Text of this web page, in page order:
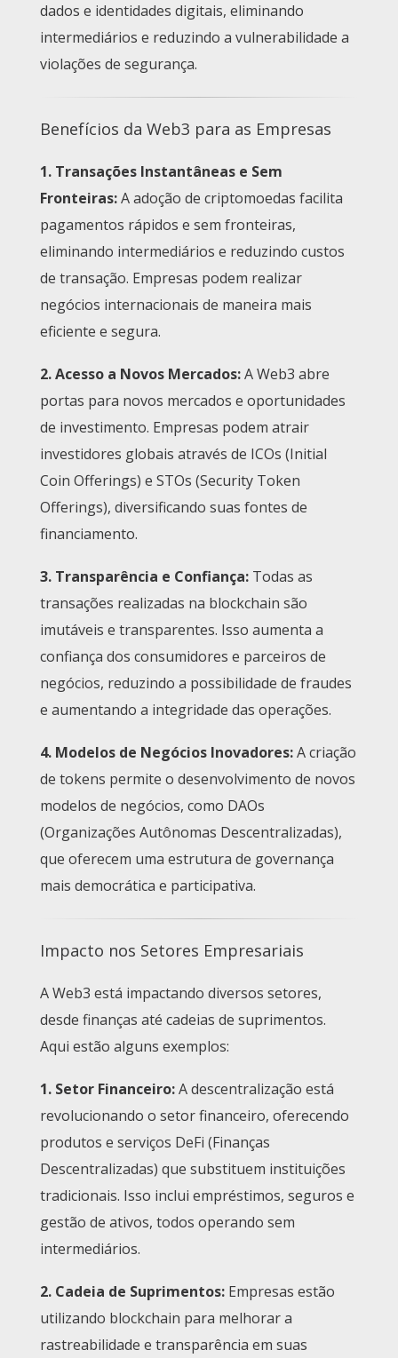
dados e identidades digitais, eliminando
intermediários e reduzindo a vulnerabilidade a
violações de segurança.
Benefícios da Web3 para as Empresas
1. Transações Instantâneas e Sem
Fronteiras:A adoção de criptomoedas facilita
pagamentos rápidos e sem fronteiras,
eliminando intermediários e reduzindo custos
de transação. Empresas podem realizar
negócios internacionais de maneira mais
eficiente e segura.
2.Acesso a Novos Mercados:A Web3 abre
portas para novos mercados e oportunidades
de investimento. Empresas podem atrair
investidores globais através de ICOs (Initial
Coin Offerings) e STOs (Security Token
Offerings), diversificando suas fontes de
financiamento.
3. Transparência e Confiança: Todas as
transações realizadas na blockchain são
imutáveis e transparentes. Isso aumenta a
confiança dos consumidores e parceiros de
negócios, reduzindo a possibilidade de fraudes
e aumentando a integridade das operações.
4. Modelos de Negócios Inovadores:A criação
de tokens permite o desenvolvimento de novos
modelos de negócios, como DAOs
(Organizações Autônomas Descentralizadas),
que oferecem uma estrutura de governança
mais democrática e participativa.
Impacto nos Setores Empresariais
A Web3 está impactando diversos setores,
desde finanças até cadeias de suprimentos.
Aqui estão alguns exemplos:
1. Setor Financeiro:A descentralização está
revolucionando o setor financeiro, oferecendo
produtos e serviços DeFi (Finanças
Descentralizadas) que substituem instituições
tradicionais. Isso inclui empréstimos, seguros e
gestão de ativos, todos operando sem
intermediários.
2. Cadeia de Suprimentos: Empresas estão
utilizando blockchain para melhorar a
rastreabilidade e transparência em suas